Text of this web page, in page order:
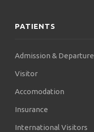
PATIENTS
Admission & Departure
Visitor
Accomodation
Insurance
International Visitors